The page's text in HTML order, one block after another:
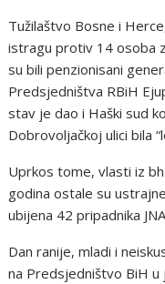
Tužilaštvo Bosne i
istragu protiv 14 osoba
su bili penzionisani
Predsjedništva RBiH
stav je dao i Haški sud
Dobrovoljačkoj ulici bila
Uprkos tome, vlasti iz
godina ostale su
ubijena 42 pripadnika
Dan ranije, mladi i
na Predsjedništvo BiH u